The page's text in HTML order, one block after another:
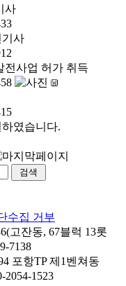
사
기사
전사업 허가 취득
였습니다.
수집 거부
고잔동, 67블럭 13롯
7138
포항TP 제1벤쳐동
2054-1523